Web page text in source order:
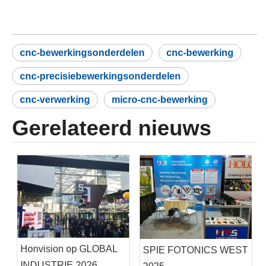
cnc-bewerkingsonderdelen cnc-bewerking
cnc-precisiebewerkingsonderdelen
cnc-verwerking micro-cnc-bewerking
Gerelateerd nieuws
Honvision op GLOBAL
SPIE FOTONICS WEST